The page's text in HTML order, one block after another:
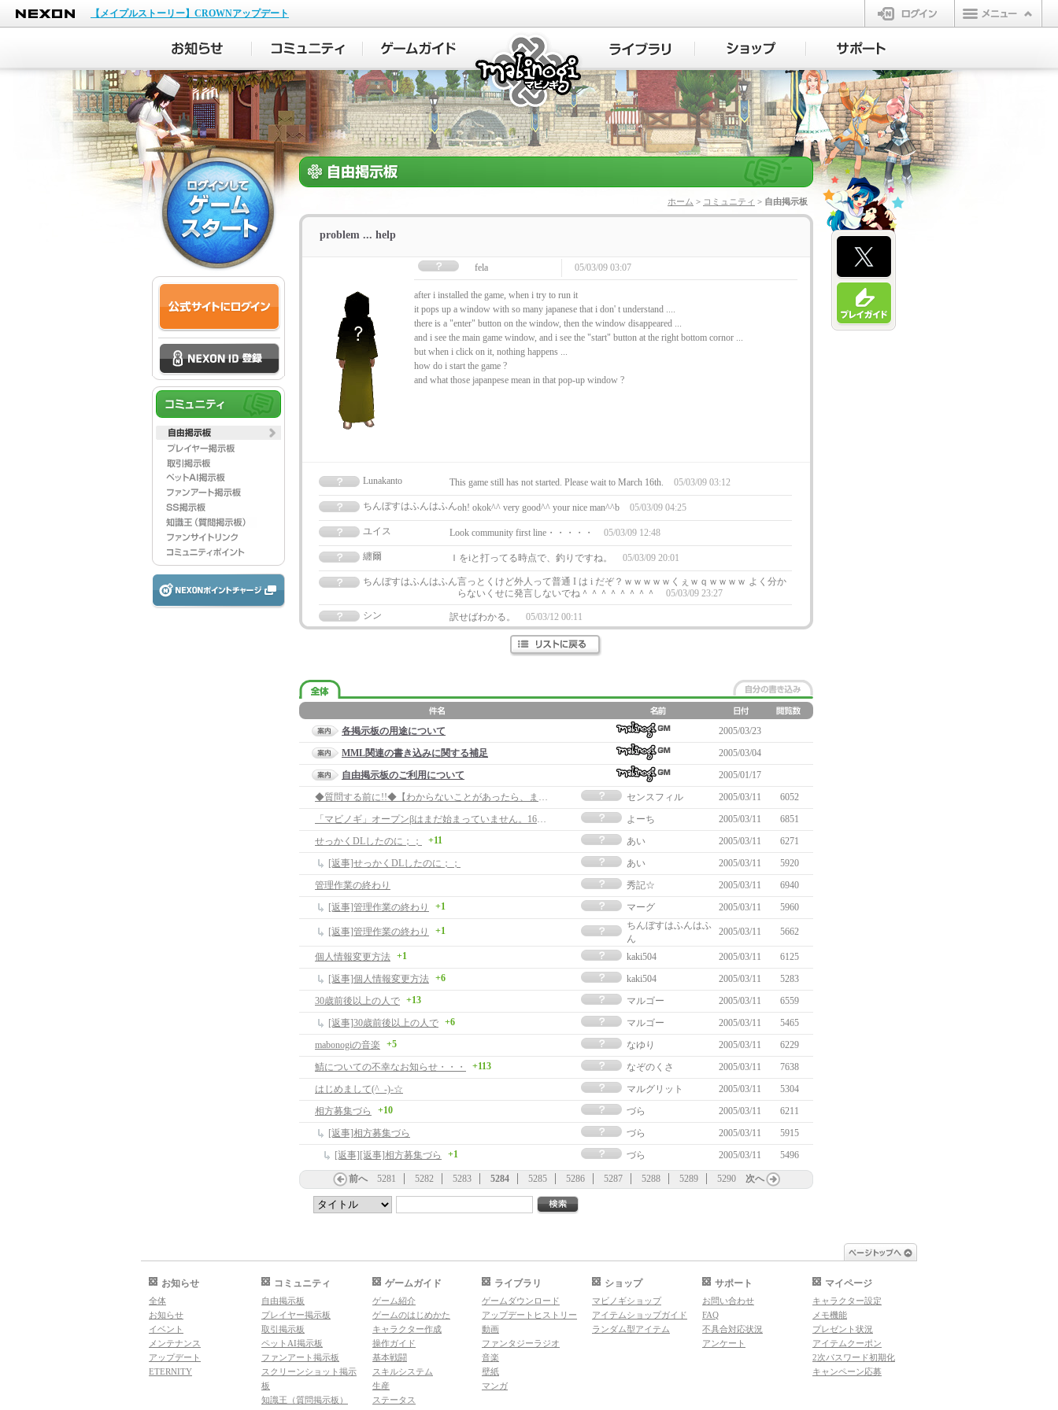
NEXON
【メイプルストーリー】CROWNアップデート
ログイン
マビノギ
ホーム > コミュニティ > 自由掲示板
problem ... help
fela 05/03/09 03:07
after i installed the game, when i try to run it
it pops up a window with so many japanese that i don' t understand ....
there is a "enter" button on the window, then the window disappeared ...
and i see the main game window, and i see the "start" button at the right bottom cornor ...
but when i click on it, nothing happens ...
how do i start the game ?
and what those japanpese mean in that pop-up window ?
Lunakanto This game still has not started. Please wait to March 16th. 05/03/09 03:12
ちんぼすはふんはふんoh! okok^^ very good^^ your nice man^^b 05/03/09 04:25
ユイス Look community first line・・・・・ 05/03/09 12:48
纏爾 Ｉをiと打ってる時点で、釣りですね。 05/03/09 20:01
ちんぼすはふんはふん言っとくけど外人って普通 I は i だぞ？ｗｗｗｗｗくぇｗｑｗｗｗｗ よく分か
らないくせに発言しないでね＾＾＾＾＾＾＾＾
05/03/09 23:27
シン
訳せばわかる。 05/03/12 00:11
各掲示板の用途について
2005/03/23
MML関連の書き込みに関する補足
2005/03/04
自由掲示板のご利用について
2005/01/17
◆質問する前に!!◆【わからないことがあったら、まずここ!!!!】
センスフィル 2005/03/11
6052
「マビノギ」オープンβはまだ始まっていません。16日開始です。
よーち 2005/03/11
6851
せっかくDLしたのに；；
+11 あい 2005/03/11
6271
[返事]せっかくDLしたのに；；
あい 2005/03/11
5920
管理作業の終わり
秀記☆ 2005/03/11
6940
[返事]管理作業の終わり
+1 マーグ 2005/03/11 5960
[返事]管理作業の終わり +1
ちんぼすはふんはふ
ん
2005/03/11 5662
個人情報変更方法 +1 kaki504 2005/03/11
6125
[返事]個人情報変更方法 +6 kaki504 2005/03/11
5283
30歳前後以上の人で +13 マルゴー 2005/03/11
6559
[返事]30歳前後以上の人で +6 マルゴー 2005/03/11
5465
mabonogiの音楽
+5 なゆり 2005/03/11
6229
鯖についての不幸なお知らせ・・・
+113 なぞのくさ 2005/03/11
7638
はじめまして(^_-)-☆
マルグリット 2005/03/11
5304
相方募集づら
+10 づら 2005/03/11
6211
[返事]相方募集づら
づら 2005/03/11
5915
[返事][返事]相方募集づら
+1 づら 2005/03/11 5496
前へ 5281 5282 5283 5284 5285 5286 5287 5288 5289 5290 次へ
お知らせ
全体
お知らせ
イベント
メンテナンス
アップデート
ETERNITY
コミュニティ
自由掲示板
プレイヤー掲示板
取引掲示板
ペットAI掲示板
ファンアート掲示板
スクリーンショット掲示
板
知識王（質問掲示板）
ゲームガイド
ゲーム紹介
ゲームのはじめかた
キャラクター作成
操作ガイド
基本戦闘
スキルシステム
生産
ステータス
ライブラリ
ゲームダウンロード
アップデートヒストリー
動画
ファンタジーラジオ
音楽
壁紙
マンガ
ショップ
マビノギショップ
アイテムショップガイド
ランダム型アイテム
サポート
お問い合わせ
FAQ
不具合対応状況
アンケート
マイページ
キャラクター設定
メモ機能
プレゼント状況
アイテムクーポン
2次パスワード初期化
キャンペーン応募